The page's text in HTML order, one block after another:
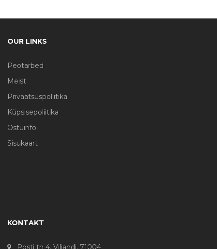
OUR LINKS
Peotarbed
Meist
Privaatsuspoliitika
Küpsisepoliitika
Ostuinfo
Sisukaart
KONTAKT
Posti tn 4, Viljandi, 71004